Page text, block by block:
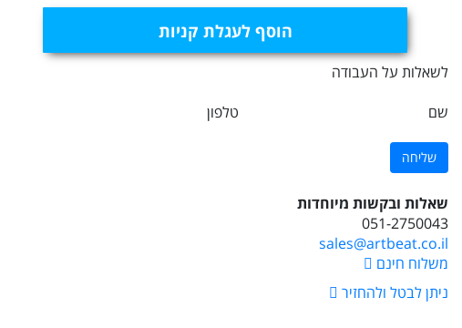
הוסף לעגלת קניות
לשאלות על העבודה
שם
טלפון
שאלות ובקשות מיוחדות
051-2750043
sales@artbeat.co.il
משלוח חינם
ניתן לבטל ולהחזיר